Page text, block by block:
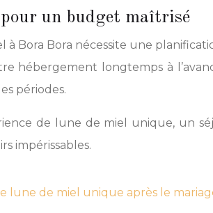
un budget maîtrisé
Bora Bora nécessite une
hébergement longtemps à
périodes.
de lune de miel unique, un
impérissables.
lune de miel unique après le